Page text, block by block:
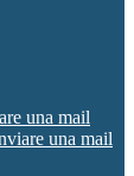
una mail
una mail